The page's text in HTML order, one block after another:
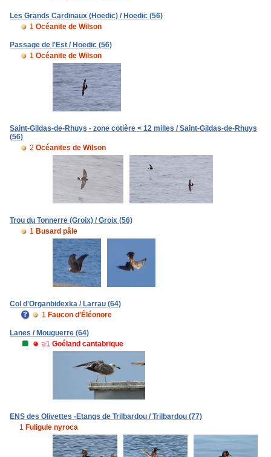
Les Grands Cardinaux (Hoedic) / Hoedic (56)
1 Océanite de Wilson
Passage de l'Est / Hoedic (56)
1 Océanite de Wilson
Saint-Gildas-de-Rhuys - zone cotière < 12 milles / Saint-Gildas-de-Rhuys
(56)
2 Océanites de Wilson
Trou du Tonnerre (Groix) / Groix (56)
1 Busard pâle
Col d'Organbidexka / Larrau (64)
1 Faucon d'Éléonore
Lanes / Mouguerre (64)
≥1 Goéland cantabrique
ENS des Olivettes -Etangs de Trilbardou / Trilbardou (77)
1 Fuligule nyroca